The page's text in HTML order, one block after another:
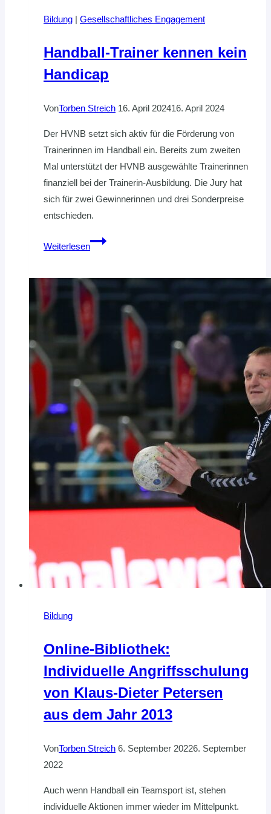
Bildung | Gesellschaftliches Engagement
Handball-Trainer kennen kein
Handicap
VonTorben Streich 16. April 202416. April 2024
Der HVNB setzt sich aktiv für die Förderung von
Trainerinnen im Handball ein. Bereits zum zweiten
Mal unterstützt der HVNB ausgewählte Trainerinnen
finanziell bei der Trainerin-Ausbildung. Die Jury hat
sich für zwei Gewinnerinnen und drei Sonderpreise
entschieden.
Weiterlesen
Handball-
kein
Handicap
Bildung
Online-Bibliothek:
Individuelle Angriffsschulung
von Klaus-Dieter Petersen
aus dem Jahr 2013
VonTorben Streich 6. September 20226. September
2022
Auch wenn Handball ein Teamsport ist, stehen
individuelle Aktionen immer wieder im Mittelpunkt.